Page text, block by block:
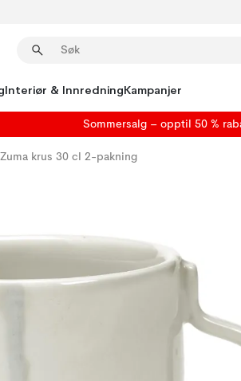
Interiør & InnredningKampanjer
Sommersalg – opptil 50 %
Zuma krus 30 cl 2-pakning